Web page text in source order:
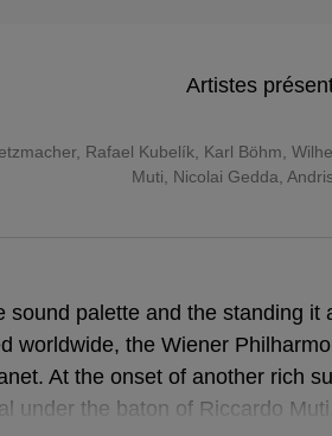
Artistes
, Rafael Kubelík Karl Böhm
Muti
Nicolai Gedda ,
sound palette and the standing it
worldwide, the Wiener
At the onset of another rich
under the baton of Riccardo